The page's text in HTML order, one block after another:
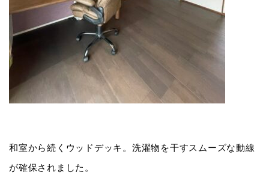
和室から続くウッドデッキ。洗濯物を干すスムーズな動線
が確保されました。